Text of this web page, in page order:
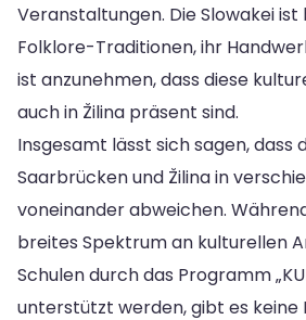
Veranstaltungen. Die Slowakei
Folklore-Traditionen, ihr
ist anzunehmen, dass diese
auch in Žilina präsent sind.
Insgesamt lässt sich sagen, dass
Saarbrücken und Žilina in
voneinander abweichen.
breites Spektrum an kulturellen
Schulen durch das Programm
unterstützt werden, gibt es